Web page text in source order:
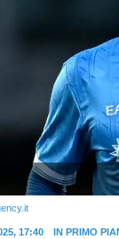
17:40
IN PRIMO